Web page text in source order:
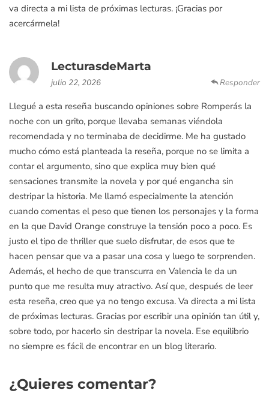
va directa a mi lista de próximas lecturas. ¡Gracias por
acercármela!
LecturasdeMarta
julio 22, 2026 Responder
Llegué a esta reseña buscando opiniones sobre Romperás la
noche con un grito, porque llevaba semanas viéndola
recomendada y no terminaba de decidirme. Me ha gustado
mucho cómo está planteada la reseña, porque no se limita a
contar el argumento, sino que explica muy bien qué
sensaciones transmite la novela y por qué engancha sin
destripar la historia. Me llamó especialmente la atención
cuando comentas el peso que tienen los personajes y la forma
en la que David Orange construye la tensión poco a poco. Es
justo el tipo de thriller que suelo disfrutar, de esos que te
hacen pensar que va a pasar una cosa y luego te sorprenden.
Además, el hecho de que transcurra en Valencia le da un
punto que me resulta muy atractivo. Así que, después de leer
esta reseña, creo que ya no tengo excusa. Va directa a mi lista
de próximas lecturas. Gracias por escribir una opinión tan útil y,
sobre todo, por hacerlo sin destripar la novela. Ese equilibrio
no siempre es fácil de encontrar en un blog literario.
¿Quieres comentar?